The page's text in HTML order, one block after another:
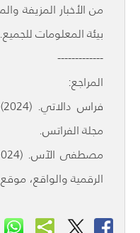
من الأخبار المزيفة
بيئة المعلومات للجميع.
-------------
المراجع:
مجلة الفراتس.
الرقمية والواقع، موقع